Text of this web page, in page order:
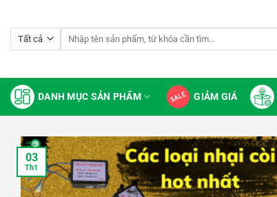
qua
DANH MỤC SẢN PHẨM GIẢM GIÁ
03
Th1